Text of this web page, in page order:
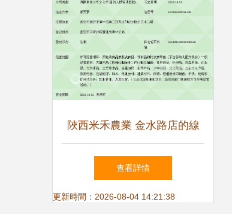
陜西米禾農業 金水路店的線
上轉型與互聯網銷售新探索
查看詳情
更新時間：2026-08-04 14:21:38